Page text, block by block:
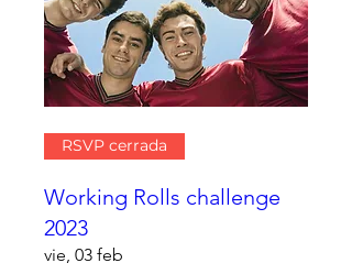
RSVP cerrada
Working Rolls challenge
2023
vie, 03 feb